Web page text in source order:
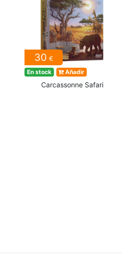
30 €
En stock Añadir
Carcassonne Safari